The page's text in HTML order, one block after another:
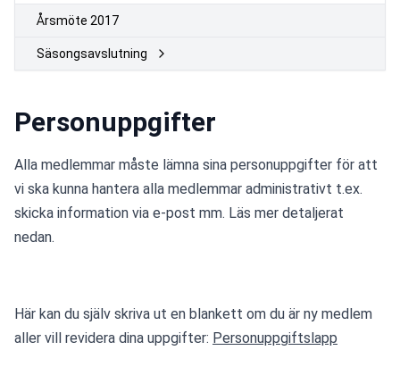
Årsmöte 2017
Säsongsavslutning
Personuppgifter
Alla medlemmar måste lämna sina personuppgifter för att
vi ska kunna hantera alla medlemmar administrativt t.ex.
skicka information via e-post mm. Läs mer detaljerat
nedan.
Här kan du själv skriva ut en blankett om du är ny medlem
aller vill revidera dina uppgifter: Personuppgiftslapp